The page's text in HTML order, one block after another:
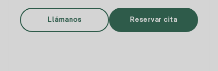
Llámanos Reservar cita